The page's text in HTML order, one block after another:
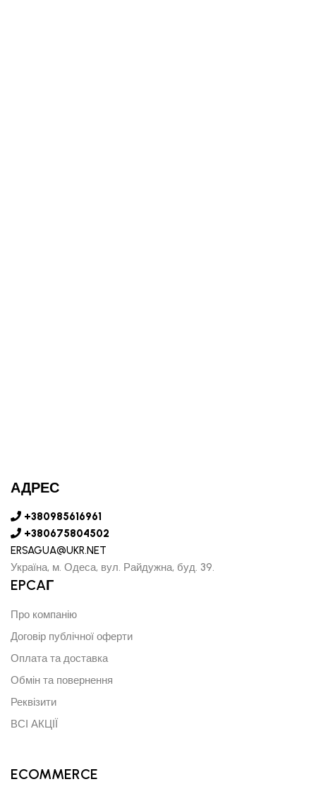
АДРЕС
+380985616961
+380675804502
ERSAGUA@UKR.NET
Україна, м. Одеса, вул. Райдужна, буд. 39.
EPCAГ
Про компанію
Договір публічної оферти
Оплата та доставка
Обмін та повернення
Реквізити
ВСІ АКЦІЇ
ECOMMERCE